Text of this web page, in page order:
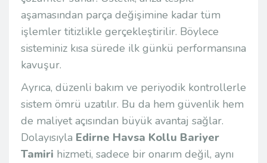
aşamasından parça değişimine kadar tüm
işlemler titizlikle gerçekleştirilir. Böylece
sisteminiz kısa sürede ilk günkü performansına
kavuşur.
Ayrıca, düzenli bakım ve periyodik kontrollerle
sistem ömrü uzatılır. Bu da hem güvenlik hem
de maliyet açısından büyük avantaj sağlar.
Dolayısıyla Edirne Havsa Kollu Bariyer
Tamiri hizmeti, sadece bir onarım değil, aynı